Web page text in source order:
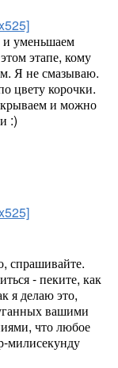
и уменьшаем
этапе, кому
Я не смазываю.
цвету корочки.
и можно
:)
спрашивайте.
- пеките, как
я делаю это,
вашими
что любое
милисекунду